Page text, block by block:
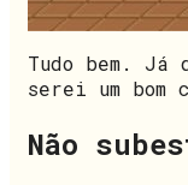
Tudo bem. Já
serei um bom
Não